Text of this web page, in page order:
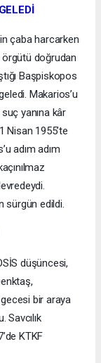
çaba harcarken
örgütü doğrudan
Başpiskopos
Makarios’u
yanına kâr
Nisan 1955’te
adım adım
sürgün edildi.
düşüncesi,
bir araya
Savcılık
KTKF